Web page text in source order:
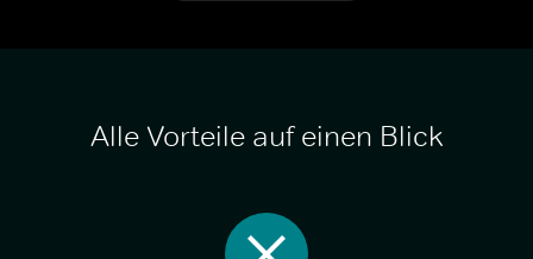
Alle Vorteile auf einen Blick